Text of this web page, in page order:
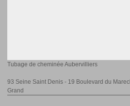
Tubage de cheminée Aubervilliers
93 Seine Saint Denis - 19 Boulevard du
Grand